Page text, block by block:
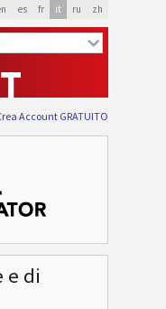
es fr it ru zh
Account GRATUITO
e di